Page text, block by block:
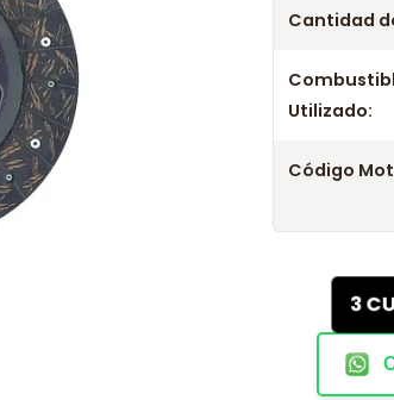
Cantidad
Utilizado:
Código
3